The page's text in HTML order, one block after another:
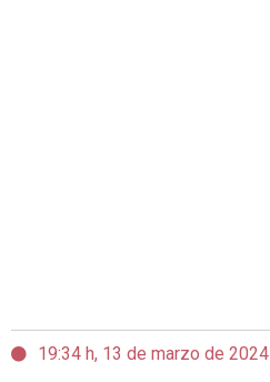
19:34 h, 13 de marzo de 2024